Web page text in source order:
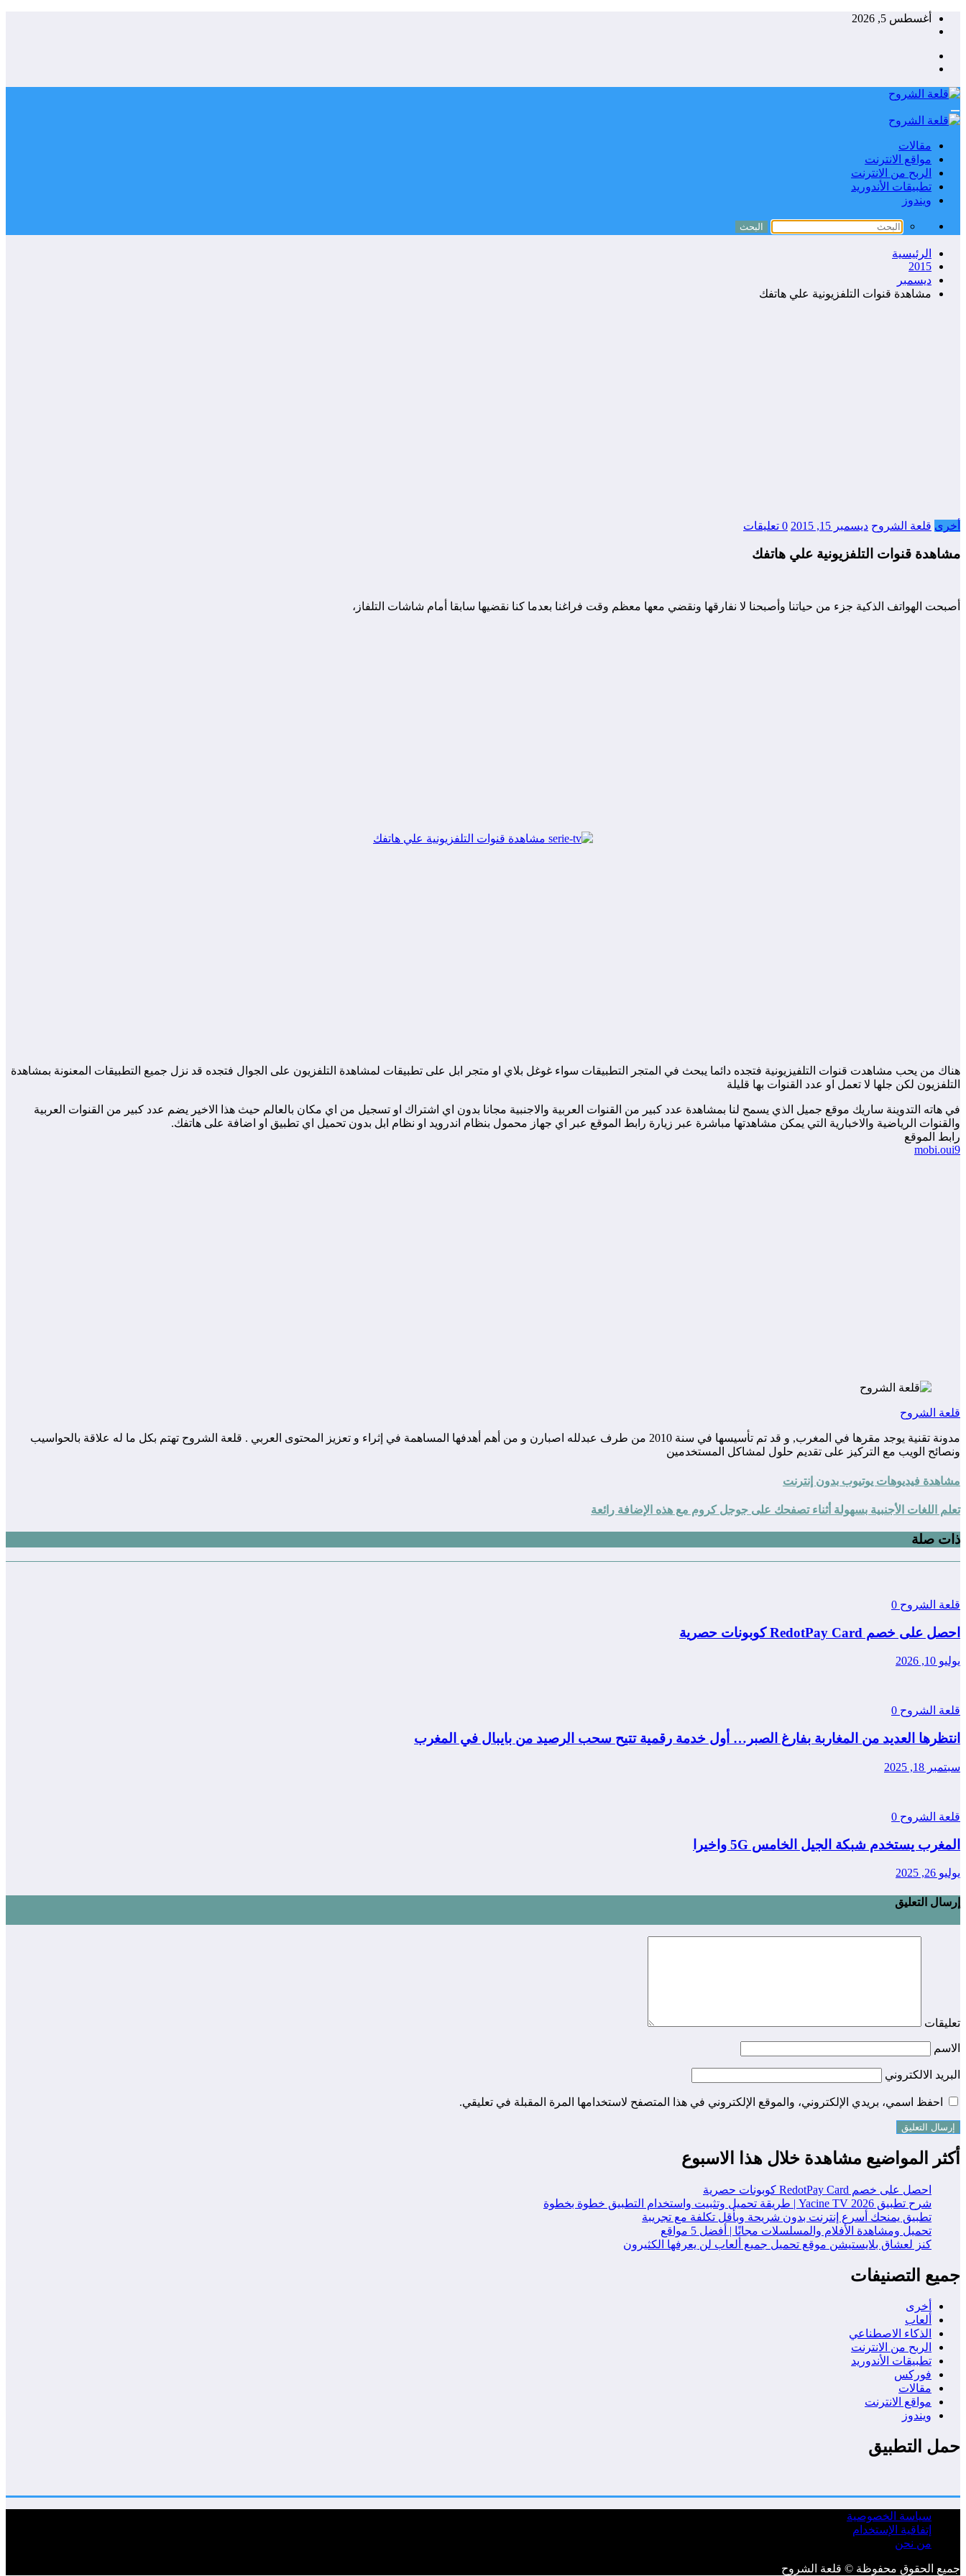
التجاوزأغسطس 5, 2026
مقالات
مواقع الانترنت
الربح من الانترنت
تطبيقات الأندوريد
ويندوز
الرئيسية
2015
ديسمبر
مشاهدة قنوات التلفزيونية علي هاتفك
أخرى قلعة الشروح ديسمبر 15, 2015 0 تعليقات
مشاهدة قنوات التلفزيونية علي هاتفك
أصبحت الهواتف الذكية جزء من حياتنا وأصبحنا لا نفارقها ونقضي معها معظم وقت فراغنا بعدما كنا نقضيها سابقا أمام شاشات التلفاز،
هناك من يحب مشاهدت قنوات التلفيزيونية فتجده دائما يبحث في المتجر التطبيقات سواء غوغل بلاي او متجر ابل على تطبيقات لمشاهدة التلفزيون على الجوال فتجده قد نزل جميع التطبيقات المعنونة بمشاهدة
التلفزيون لكن جلها لا تعمل او عدد القنوات بها قليلة
في هاته التدوينة ساريك موقع جميل الذي يسمح لنا بمشاهدة عدد كبير من القنوات العربية والاجنبية مجانا بدون اي اشتراك او تسجيل من اي مكان بالعالم حيث هذا الاخير يضم عدد كبير من القنوات العربية
والقنوات الرياضية والاخبارية التي يمكن مشاهدتها مباشرة عبر زيارة رابط الموقع عبر اي جهاز محمول بنظام اندرويد او نظام ابل بدون تحميل اي تطبيق او اضافة على هاتفك.
رابط الموقع
mobi.oui9
قلعة الشروح
مدونة تقنية يوجد مقرها في المغرب, و قد تم تأسيسها في سنة 2010 من طرف عبدلله اصبارن و من أهم أهدفها المساهمة في إثراء و تعزيز المحتوى العربي . قلعة الشروح تهتم بكل ما له علاقة بالحواسيب
ونصائح الويب مع التركيز على تقديم حلول لمشاكل المستخدمين
مشاهدة فيديوهات يوتيوب بدون إنترنت
تعلم اللغات الأجنبية بسهولة أثناء تصفحك على جوجل كروم مع هذه الإضافة رائعة
ذات صلة
قلعة الشروح 0
احصل على خصم RedotPay Card كوبونات حصرية
يوليو 10, 2026
قلعة الشروح 0
انتظرها العديد من المغاربة بفارغ الصبر… أول خدمة رقمية تتيح سحب الرصيد من بايبال في المغرب
سبتمبر 18, 2025
قلعة الشروح 0
المغرب يستخدم شبكة الجيل الخامس 5G واخيرا
يوليو 26, 2025
إرسال التعليق
تعليقات
الاسم
البريد الالكتروني
احفظ اسمي، بريدي الإلكتروني، والموقع الإلكتروني في هذا المتصفح لاستخدامها المرة المقبلة في تعليقي.
أكثر المواضيع مشاهدة خلال هذا الاسبوع
احصل على خصم RedotPay Card كوبونات حصرية
شرح تطبيق Yacine TV 2026 | طريقة تحميل وتثبيت واستخدام التطبيق خطوة بخطوة
تطبيق يمنحك أسرع إنترنت بدون شريحة وبأقل تكلفة مع تجريبة
تحميل ومشاهدة الأفلام والمسلسلات مجانًا | أفضل 5 مواقع
كنز لعشاق بلايستيشن موقع تحميل جميع ألعاب لن يعرفها الكثيرون
جميع التصنيفات
أخرى
ألعاب
الذكاء الاصطناعي
الربح من الانترنت
تطبيقات الأندوريد
فوركس
مقالات
مواقع الانترنت
ويندوز
حمل التطبيق
سياسة الخصوصية
إتفاقية الإستخدام
من نحن
جميع الحقوق محفوظة © قلعة الشروح